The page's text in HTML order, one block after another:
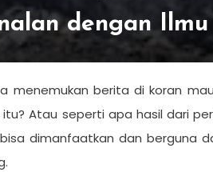
dengan
menemukan berita di koran
Atau seperti apa hasil dari
dimanfaatkan dan berguna